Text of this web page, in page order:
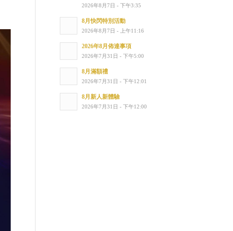
2026年8月7日 - 下午3:35
8月快閃特別活動
2026年8月7日 - 上午11:16
2026年8月佈達事項
2026年7月31日 - 下午5:00
8月滿額禮
2026年7月31日 - 下午12:01
8月新人新體驗
2026年7月31日 - 下午12:00